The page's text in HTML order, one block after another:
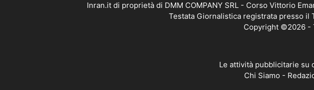
Inran.it di proprietà di DMM COMPANY SRL - Corso Vittorio
Testata Giornalistica registrata presso
Copyright ©2026 -
Le attività pubblicitarie su
Chi Siamo -